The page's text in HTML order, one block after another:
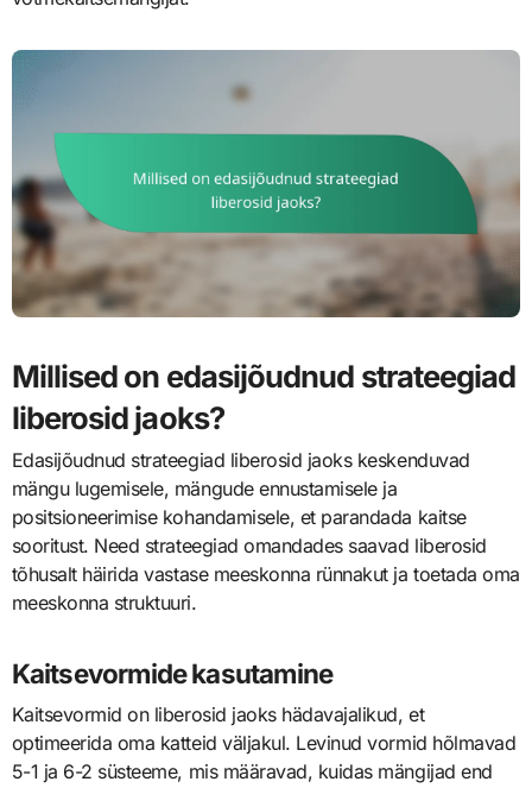
Millised on edasijõudnud strateegiad
liberosid jaoks?
Edasijõudnud strateegiad liberosid jaoks keskenduvad
mängu lugemisele, mängude ennustamisele ja
positsioneerimise kohandamisele, et parandada kaitse
sooritust. Need strateegiad omandades saavad liberosid
tõhusalt häirida vastase meeskonna rünnakut ja toetada oma
meeskonna struktuuri.
Kaitsevormide kasutamine
Kaitsevormid on liberosid jaoks hädavajalikud, et
optimeerida oma katteid väljakul. Levinud vormid hõlmavad
5-1 ja 6-2 süsteeme, mis määravad, kuidas mängijad end